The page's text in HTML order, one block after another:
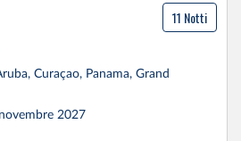
11 Notti
Curaçao, Panama, Grand
2027